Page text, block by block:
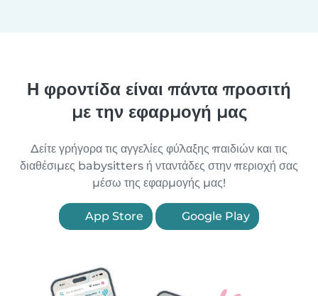
Η φροντίδα είναι πάντα προσιτή
με την εφαρμογή μας
Δείτε γρήγορα τις αγγελίες φύλαξης παιδιών και τις
διαθέσιμες babysitters ή νταντάδες στην περιοχή σας
μέσω της εφαρμογής μας!
App Store Google Play